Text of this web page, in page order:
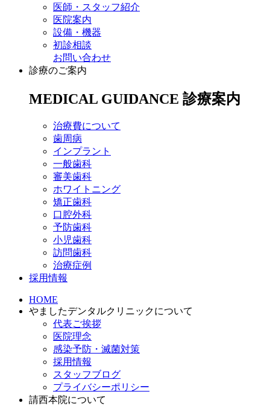
医師・スタッフ紹介
医院案内
設備・機器
初診相談
お問い合わせ
診療のご案内
MEDICAL GUIDANCE 診療案内
治療費について
歯周病
インプラント
一般歯科
審美歯科
ホワイトニング
矯正歯科
口腔外科
予防歯科
小児歯科
訪問歯科
治療症例
採用情報
HOME
やましたデンタルクリニックについて
代表ご挨拶
医院理念
感染予防・滅菌対策
採用情報
スタッフブログ
プライバシーポリシー
請西本院について